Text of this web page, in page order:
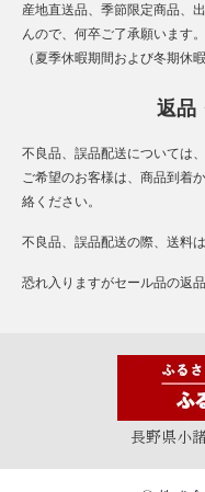
産地直送品、季節限定商品、
んので、何卒ご了承願います。
（夏季休暇期間および冬期休
返品
不良品、誤品配送については
ご希望のお客様は、商品到着
絡ください。
不良品、誤品配送の際、送料
恐れ入りますがセール品の返
長野県小